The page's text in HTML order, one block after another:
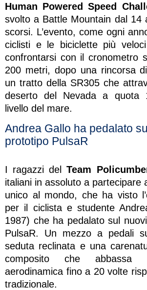
Human Powered Speed
svolto a Battle Mountain dal 14
scorsi. L’evento, come ogni
ciclisti e le biciclette più
confrontarsi con il cronometro
200 metri, dopo una rincorsa
un tratto della SR305 che
deserto del Nevada a quota
livello del mare.
Andrea Gallo ha pedalato
prototipo PulsaR
I ragazzi delTeam
italiani in assoluto a partecipare
unico al mondo, che ha visto
per il ciclista e studente
1987) che ha pedalato sul
PulsaR. Un mezzo a pedali
seduta reclinata e una
composito che abbassa
aerodinamica fino a 20 volte
tradizionale.